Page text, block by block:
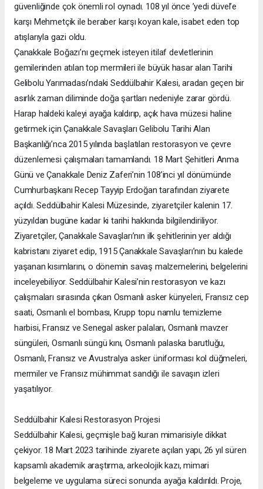
güvenliğinde çok önemli rol oynadı. 108 yıl önce ’yedi düvel’e
karşı Mehmetçik ile beraber karşı koyan kale, isabet eden top
atışlarıyla gazi oldu.
Çanakkale Boğazı’nı geçmek isteyen itilaf devletlerinin
gemilerinden atılan top mermileri ile büyük hasar alan Tarihi
Gelibolu Yarımadası’ndaki Seddülbahir Kalesi, aradan geçen bir
asırlık zaman diliminde doğa şartları nedeniyle zarar gördü.
Harap haldeki kaleyi ayağa kaldırıp, açık hava müzesi haline
getirmek için Çanakkale Savaşları Gelibolu Tarihi Alan
Başkanlığı’nca 2015 yılında başlatılan restorasyon ve çevre
düzenlemesi çalışmaları tamamlandı. 18 Mart Şehitleri Anma
Günü ve Çanakkale Deniz Zaferi’nin 108’inci yıl dönümünde
Cumhurbaşkanı Recep Tayyip Erdoğan tarafından ziyarete
açıldı. Seddülbahir Kalesi Müzesinde, ziyaretçiler kalenin 17.
yüzyıldan bugüne kadar ki tarihi hakkında bilgilendiriliyor.
Ziyaretçiler, Çanakkale Savaşları’nın ilk şehitlerinin yer aldığı
kabristanı ziyaret edip, 1915 Çanakkale Savaşları’nın bu kalede
yaşanan kısımlarını, o dönemin savaş malzemelerini, belgelerini
inceleyebiliyor. Seddülbahir Kalesi’nin restorasyon ve kazı
çalışmaları sırasında çıkan Osmanlı asker künyeleri, Fransız cep
saati, Osmanlı el bombası, Krupp topu namlu temizleme
harbisi, Fransız ve Senegal asker palaları, Osmanlı mavzer
süngüleri, Osmanlı süngü kını, Osmanlı palaska barutluğu,
Osmanlı, Fransız ve Avustralya asker üniforması kol düğmeleri,
mermiler ve Fransız mühimmat sandığı ile savaşın izleri
yaşatılıyor.
Seddülbahir Kalesi Restorasyon Projesi
Seddülbahir Kalesi, geçmişle bağ kuran mimarisiyle dikkat
çekiyor. 18 Mart 2023 tarihinde ziyarete açılan yapı, 26 yıl süren
kapsamlı akademik araştırma, arkeolojik kazı, mimari
belgeleme ve uygulama süreci sonunda ayağa kaldırıldı. Proje,